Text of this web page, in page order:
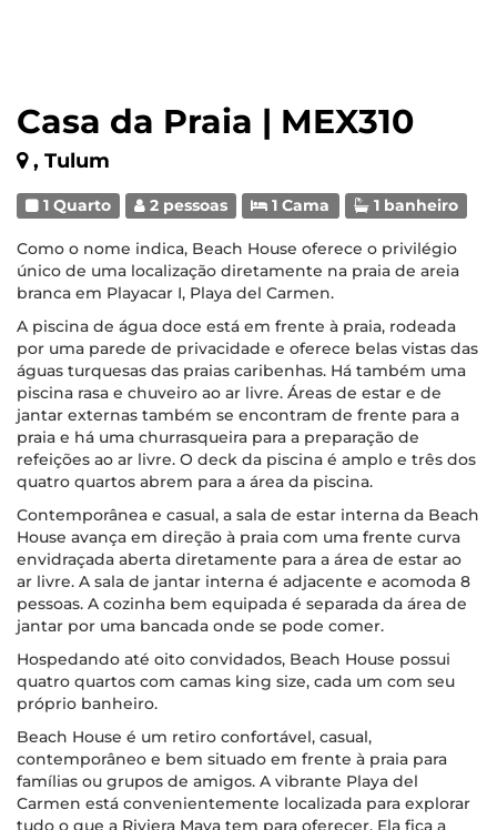
Casa da Praia | MEX310
, Tulum
1 Quarto 2 pessoas 1 Cama 1 banheiro
Como o nome indica, Beach House oferece o privilégio
único de uma localização diretamente na praia de areia
branca em Playacar I, Playa del Carmen.
A piscina de água doce está em frente à praia, rodeada
por uma parede de privacidade e oferece belas vistas das
águas turquesas das praias caribenhas. Há também uma
piscina rasa e chuveiro ao ar livre. Áreas de estar e de
jantar externas também se encontram de frente para a
praia e há uma churrasqueira para a preparação de
refeições ao ar livre. O deck da piscina é amplo e três dos
quatro quartos abrem para a área da piscina.
Contemporânea e casual, a sala de estar interna da Beach
House avança em direção à praia com uma frente curva
envidraçada aberta diretamente para a área de estar ao
ar livre. A sala de jantar interna é adjacente e acomoda 8
pessoas. A cozinha bem equipada é separada da área de
jantar por uma bancada onde se pode comer.
Hospedando até oito convidados, Beach House possui
quatro quartos com camas king size, cada um com seu
próprio banheiro.
Beach House é um retiro confortável, casual,
contemporâneo e bem situado em frente à praia para
famílias ou grupos de amigos. A vibrante Playa del
Carmen está convenientemente localizada para explorar
tudo o que a Riviera Maya tem para oferecer. Ela fica a